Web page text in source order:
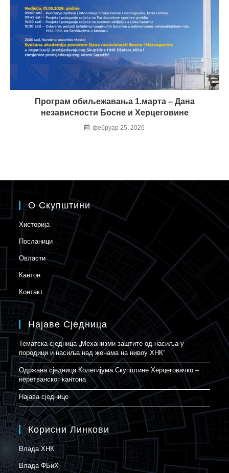
Програм обиљежавања 1.марта – Дана
независности Босне и Херцеговине
фебруар 25, 2026
О Скупштини
Хисторија
Посланици
Овласти
Кантон
Контакт
Најаве Сједница
Тематска сједница „Механизми заштите од насиља у
породици и насиља над женама на нивоу ХНК“
Одржана сједница Колегијума Скупштине Херцеговачко –
неретванског кантона
Најава сједнице
Корисни Линкови
Влада ХНК
Влада ФБиХ